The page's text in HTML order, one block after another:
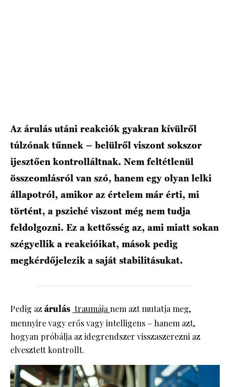
Az árulás utáni reakciók gyakran kívülről
túlzónak tűnnek – belülről viszont sokszor
ijesztően kontrolláltnak. Nem feltétlenül
összeomlásról van szó, hanem egy olyan lelki
állapotról, amikor az értelem már érti, mi
történt, a psziché viszont még nem tudja
feldolgozni. Ez a kettősség az, ami miatt sokan
szégyellik a reakcióikat, mások pedig
megkérdőjelezik a saját stabilitásukat.
Pedig azárulás traumája nem azt mutatja meg,
mennyire vagy erős vagy intelligens – hanem azt,
hogyan próbálja az idegrendszer visszaszerezni az
elvesztett kontrollt.